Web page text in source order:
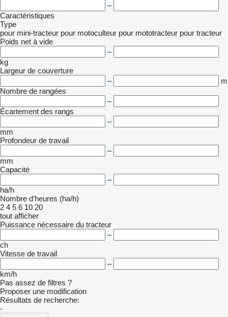
–
Caractéristiques
Type
pour mini-tracteur pour motoculteur pour mototracteur pour tracteur
Poids net à vide
–
kg
Largeur de couverture
–
m
Nombre de rangées
–
Écartement des rangs
–
mm
Profondeur de travail
–
mm
Capacité
–
ha/h
Nombre d'heures (ha/h)
2 4 5 6 10 20
tout afficher
Puissance nécessaire du tracteur
–
ch
Vitesse de travail
–
km/h
Pas assez de filtres ?
Proposer une modification
Résultats de recherche:
-